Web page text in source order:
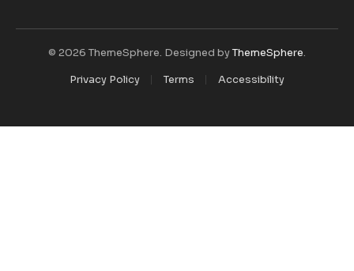
© 2026 ThemeSphere. Designed byThemeSphere.
Privacy Policy
Terms Accessibility